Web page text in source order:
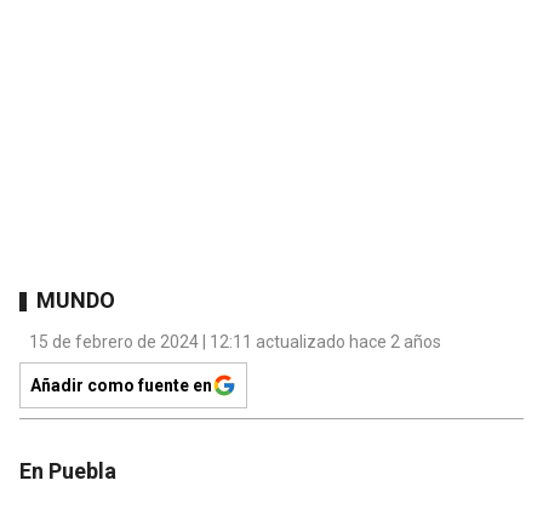
MUNDO
15 de febrero de 2024 | 12:11 actualizado hace 2 años
Añadir como fuente en
En Puebla